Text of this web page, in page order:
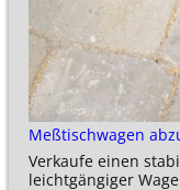
Meßtischwagen
Verkaufe einen
leichtgängiger